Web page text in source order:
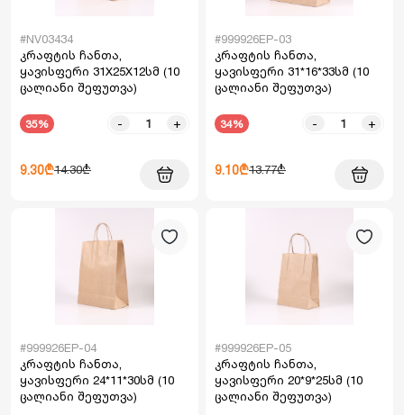
#NV03434
კრაფტის ჩანთა,
ყავისფერი 31X25X12სმ (10
ცალიანი შეფუთვა)
35% - +
9.30₾14.30₾
#999926EP-03
კრაფტის ჩანთა,
ყავისფერი 31*16*33სმ (10
ცალიანი შეფუთვა)
34% - +
9.10₾13.77₾
#999926EP-04
კრაფტის ჩანთა,
ყავისფერი 24*11*30სმ (10
ცალიანი შეფუთვა)
#999926EP-05
კრაფტის ჩანთა,
ყავისფერი 20*9*25სმ (10
ცალიანი შეფუთვა)